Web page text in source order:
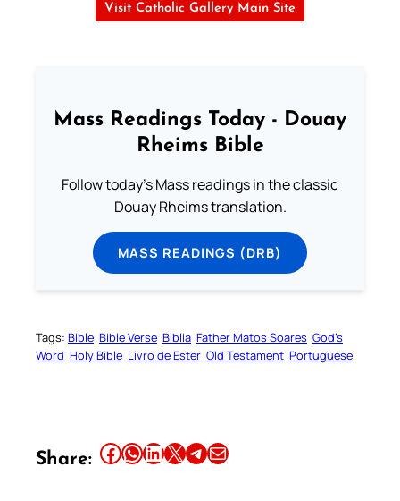
Visit Catholic Gallery Main Site
Mass Readings Today - Douay
Rheims Bible
Follow today's Mass readings in the classic
Douay Rheims translation.
MASS READINGS (DRB)
Tags: Bible Bible Verse Biblia Father Matos Soares God’s
Word Holy Bible Livro de Ester Old Testament Portuguese
Share: Share this article on Facebook Share this article on WhatsApp Share this article on LinkedIn Share this article on X Share this article on TelegramEmail this Article